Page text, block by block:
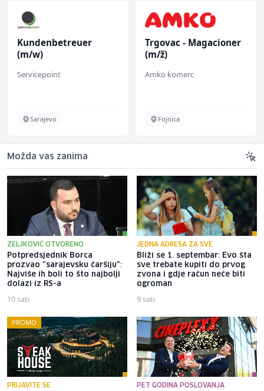
Kundenbetreuer
(m/w)
Servicepoint
Sarajevo
Trgovac - Magacioner
(m/ž)
Amko komerc
Fojnica
Možda vas zanima
ZELJKOVIĆ OTVORENO
Potpredsjednik Borca
prozvao "sarajevsku čaršiju":
Najviše ih boli to što najbolji
dolazi iz RS-a
10 sati
JEDNA ADRESA ZA SVE
Bliži se 1. septembar: Evo šta
sve trebate kupiti do prvog
zvona i gdje račun neće biti
ogroman
9 sati
PROMO
PRIJAVITE SE PET GODINA POSLOVANJA